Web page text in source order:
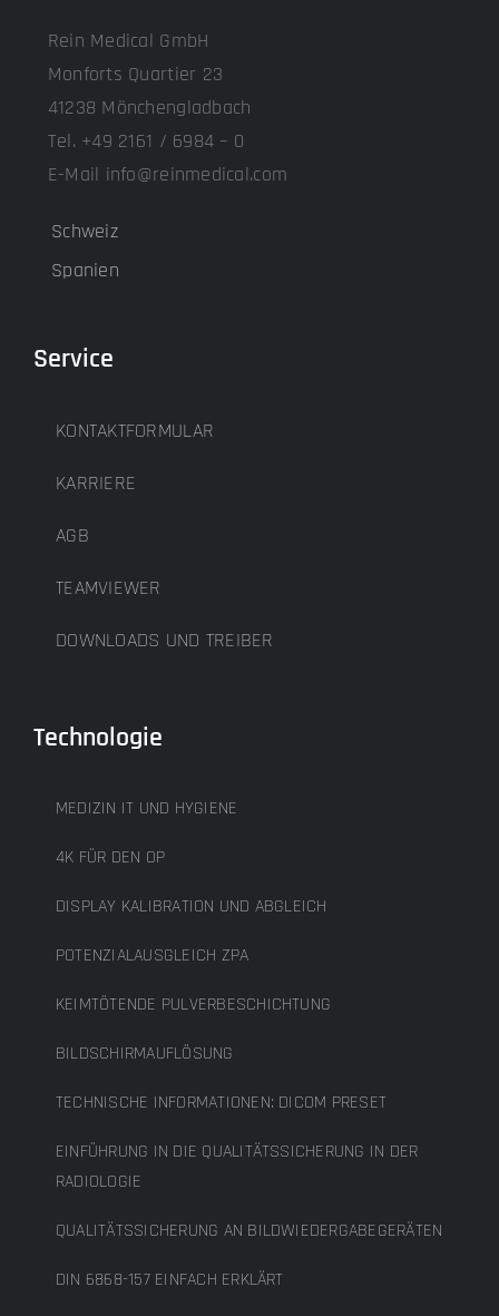
Rein Medical GmbH
Monforts Quartier 23
41238 Mönchengladbach
Tel. +49 2161 / 6984 – 0
E-Mail info@reinmedical.com
Schweiz
Spanien
Service
KONTAKTFORMULAR
KARRIERE
AGB
TEAMVIEWER
DOWNLOADS UND TREIBER
Technologie
MEDIZIN IT UND HYGIENE
4K FÜR DEN OP
DISPLAY KALIBRATION UND ABGLEICH
POTENZIALAUSGLEICH ZPA
KEIMTÖTENDE PULVERBESCHICHTUNG
BILDSCHIRMAUFLÖSUNG
TECHNISCHE INFORMATIONEN: DICOM PRESET
EINFÜHRUNG IN DIE QUALITÄTSSICHERUNG IN DER
RADIOLOGIE
QUALITÄTSSICHERUNG AN BILDWIEDERGABEGERÄTEN
DIN 6868-157 EINFACH ERKLÄRT